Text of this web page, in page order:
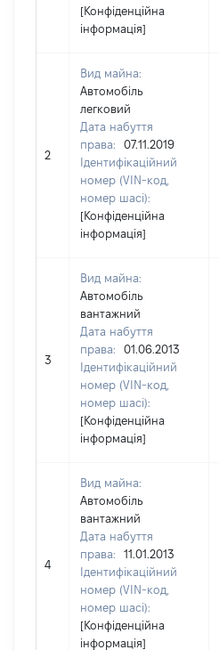
[Конфіденційна
інформація]
2
Вид майна:
Автомобіль
легковий
Дата набуття
права:
07.11.2019
Ідентифікаційний
номер (VIN-код,
номер шасі):
[Конфіденційна
інформація]
3
Вид майна:
Автомобіль
вантажний
Дата набуття
права:
01.06.2013
Ідентифікаційний
номер (VIN-код,
номер шасі):
[Конфіденційна
інформація]
4
Вид майна:
Автомобіль
вантажний
Дата набуття
права:
11.01.2013
Ідентифікаційний
номер (VIN-код,
номер шасі):
[Конфіденційна
інформація]